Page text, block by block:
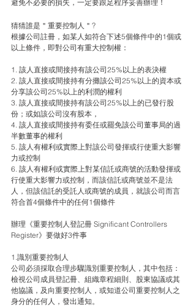
避免不必要的損失，一定要跟足程序妥善辦理！
猜猜誰是＂重要控制人＂?
根據公司註冊，如某人如符合下述5個條件中的1個或
以上條件，即對公司有重大控制權：
1. 該人直接或間接持有該公司25%以上的表決權
2. 該人直接或間接持有分攤該公司25%以上的資本或
分享該公司25%以上的利潤的權利
3. 該人直接或間接持有該公司25%以上的已發行股
份；或如該公司沒有股本，
4. 該人直接或間接持有委任或罷免該公司董事局的過
半數董事的權利
5. 該人有權利或實際上對該公司發揮或行使重大影響
力或控制
6. 該人有權利或實際上對某信託或商號的活動發揮或
行使重大影響力或控制，而該信託或商號並不是法
人，但該信託的受託人或商號的成員，就該公司而言
符合首4個條件中的任何1個條件
辦理《重要控制人登記冊 Significant Controllers
Register》要做好3件事
1.識別重要控制人
公司必須採取合理步驟識別重要控制人，其中包括：
檢視公司成員登記冊、組織章程細則、股東協議或其
他協議，及向重要控制人，或知道公司重要控制人之
身分的任何人，發出通知。